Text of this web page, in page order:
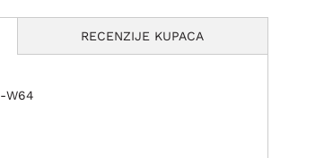
RECENZIJE KUPACA
W64